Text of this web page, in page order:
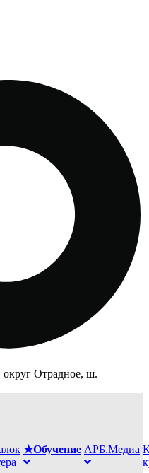
Отрадное, ш.
★Обучение АРБ.Медиа